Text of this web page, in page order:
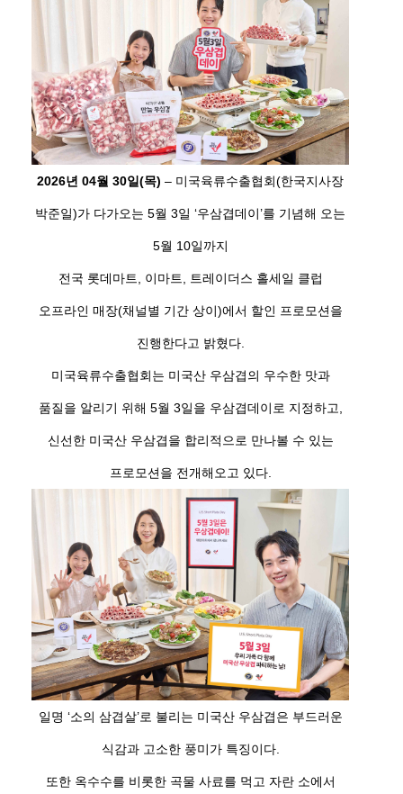
2026년 04월 30일(목) – 미국육류수출협회(한국지사장
박준일)가 다가오는 5월 3일 ‘우삼겹데이’를 기념해 오는
5월 10일까지
전국 롯데마트, 이마트, 트레이더스 홀세일 클럽
오프라인 매장(채널별 기간 상이)에서 할인 프로모션을
진행한다고 밝혔다.
미국육류수출협회는 미국산 우삼겹의 우수한 맛과
품질을 알리기 위해 5월 3일을 우삼겹데이로 지정하고,
신선한 미국산 우삼겹을 합리적으로 만나볼 수 있는
프로모션을 전개해오고 있다.
일명 ‘소의 삼겹살’로 불리는 미국산 우삼겹은 부드러운
식감과 고소한 풍미가 특징이다.
또한 옥수수를 비롯한 곡물 사료를 먹고 자란 소에서